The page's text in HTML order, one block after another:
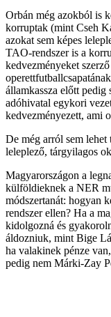
Orbán még azokból is
korruptak (mint Cseh
azokat sem képes
TAO-rendszer is a
kedvezményeket
államkassza előtt pedig
adóhivatal egykori
kedvezményezett, ami
De még arról sem
leleplező, tárgyilagos
Magyarországon a
külföldieknek a NER
módszertanát: hogyan
rendszer ellen? Ha a
kidolgozná és
áldozniuk, mint Bige
ha valakinek pénze
pedig nem Márki-Zay